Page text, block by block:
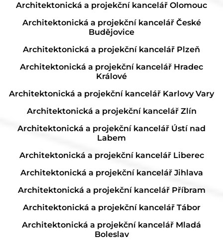
Architektonická a projekční kancelář Olomouc
Architektonická a projekční kancelář České
Budějovice
Architektonická a projekční kancelář Plzeň
Architektonická a projekční kancelář Hradec
Králové
Architektonická a projekční kancelář Karlovy Vary
Architektonická a projekční kancelář Zlín
Architektonická a projekční kancelář Ústí nad
Labem
Architektonická a projekční kancelář Liberec
Architektonická a projekční kancelář Jihlava
Architektonická a projekční kancelář Příbram
Architektonická a projekční kancelář Tábor
Architektonická a projekční kancelář Mladá
Boleslav